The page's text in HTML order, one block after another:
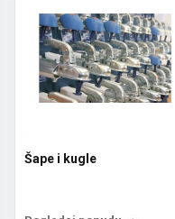
Šape i kugle